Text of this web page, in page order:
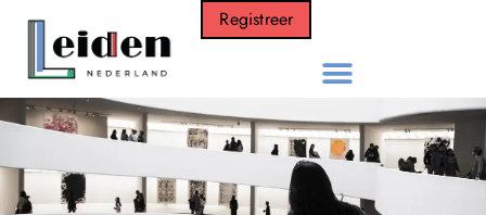
Registreer